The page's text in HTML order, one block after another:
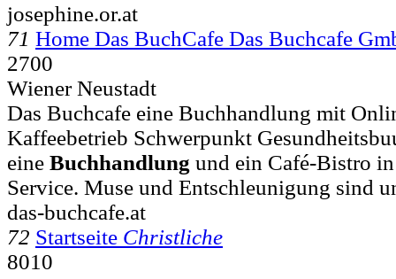
josephine.or.at
71 Home Das BuchCafe Das Buchcafe
2700
Wiener Neustadt
Das Buchcafe eine Buchhandlung mit
Kaffeebetrieb Schwerpunkt
eine Buchhandlung und ein Café-Bistro
Service. Muse und Entschleunigung sind
das-buchcafe.at
72 Startseite Christliche
8010